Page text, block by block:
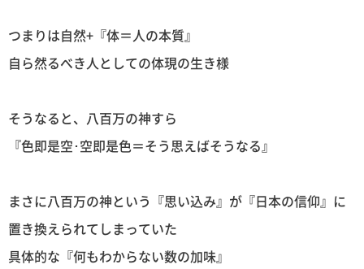
つまりは自然+『体＝人の本質』
自ら然るべき人としての体現の生き様
そうなると、八百万の神すら
『色即是空･空即是色＝そう思えばそうなる』
まさに八百万の神という『思い込み』が『日本の信仰』に
置き換えられてしまっていた
具体的な『何もわからない数の加味』